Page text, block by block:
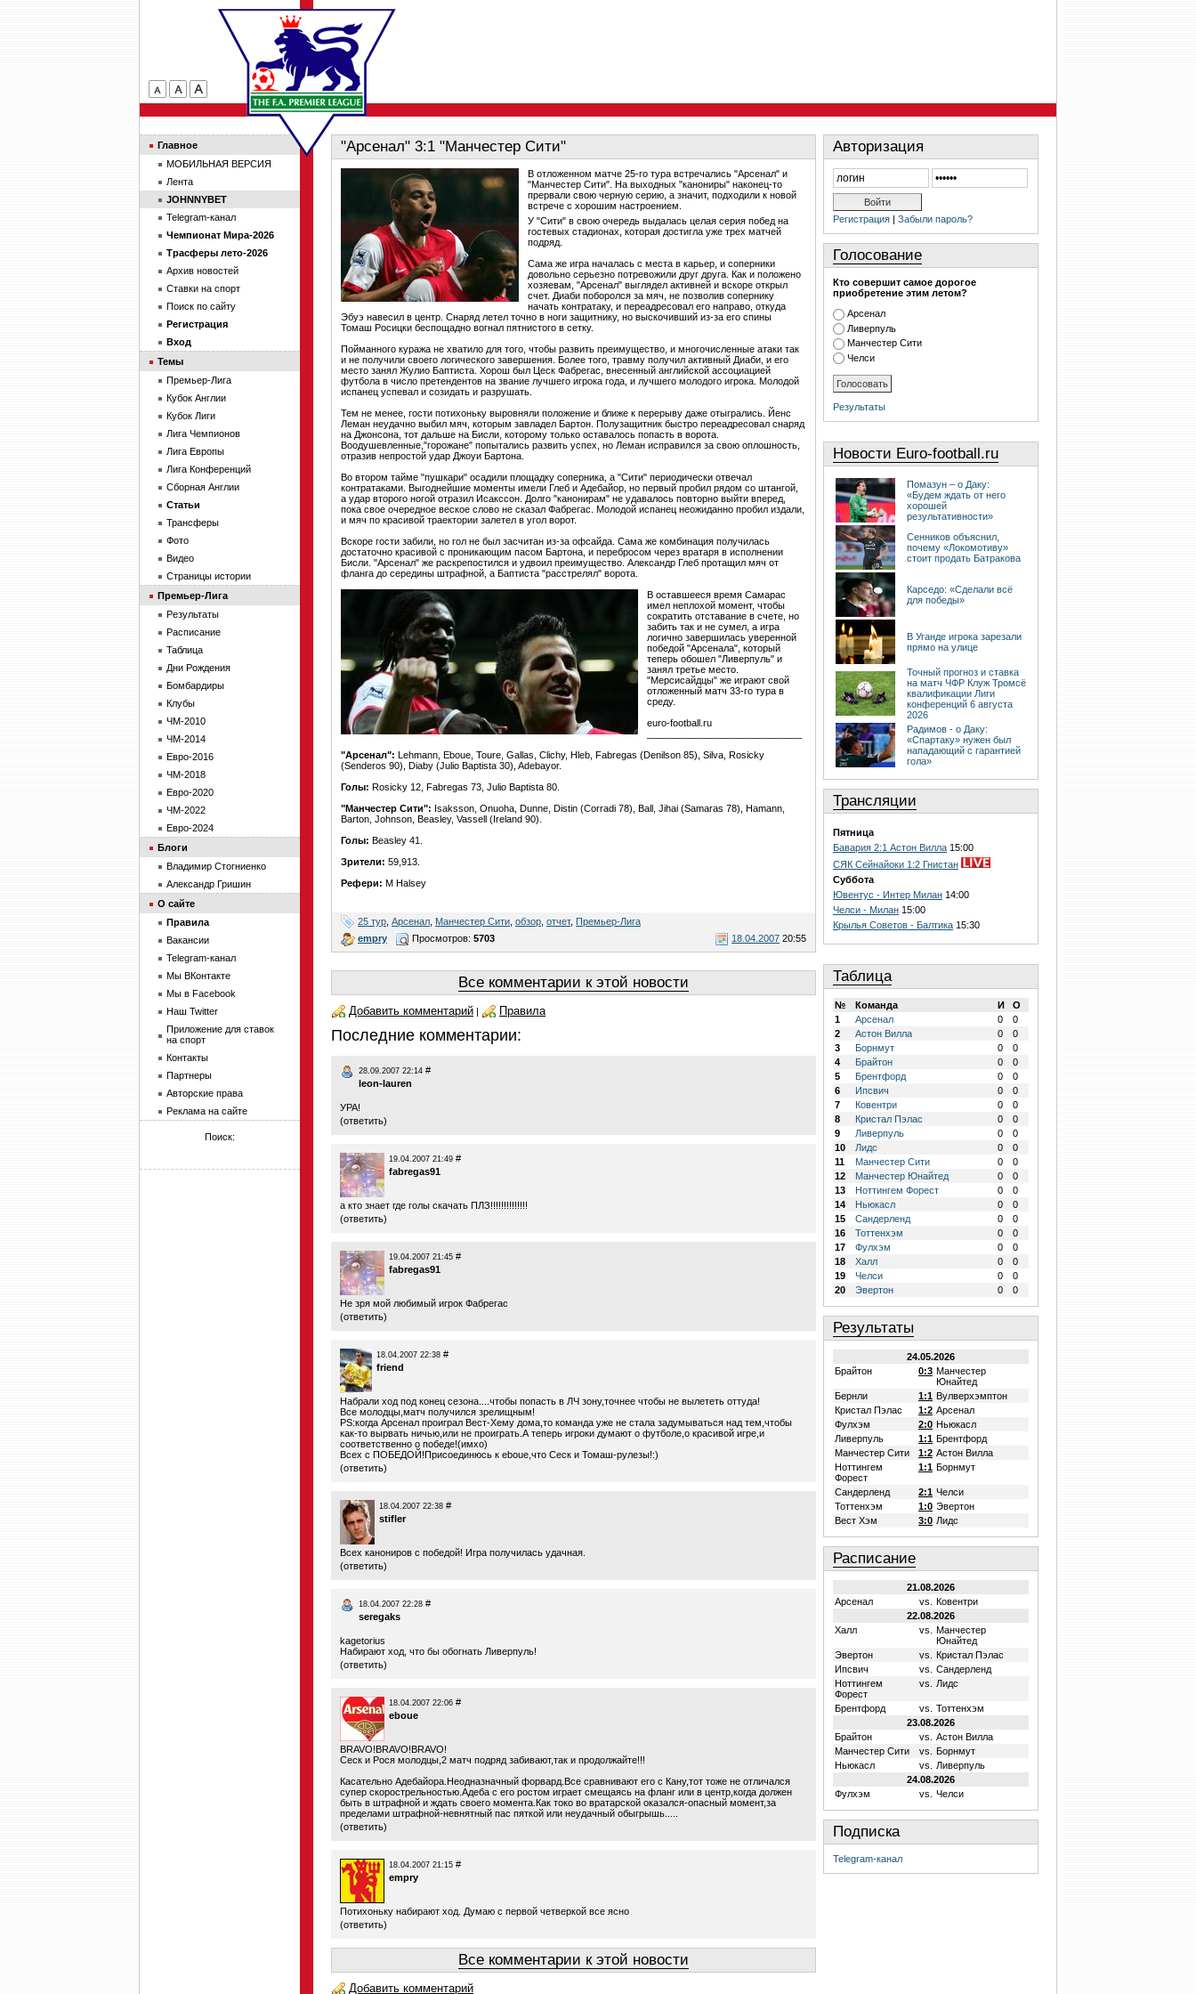
"Арсенал" 3:1 "Манчестер Сити"
В отложенном матче 25-го тура встречались "Арсенал" и
"Манчестер Сити". На выходных "канониры" наконец-то
прервали свою черную серию, а значит, подходили к новой
встрече с хорошим настроением.
У "Сити" в свою очередь выдалась целая серия побед на
гостевых стадионах, которая достигла уже трех матчей
подряд.
Сама же игра началась с места в карьер, и соперники
довольно серьезно потревожили друг друга. Как и положено
хозяевам, "Арсенал" выглядел активней и вскоре открыл
счет. Диаби поборолся за мяч, не позволив сопернику
начать контратаку, и переадресовал его направо, откуда
Эбуэ навесил в центр. Снаряд летел точно в ноги защитнику, но выскочивший из-за его спины
Томаш Росицки беспощадно вогнал пятнистого в сетку.
Пойманного куража не хватило для того, чтобы развить преимущество, и многочисленные атаки так
и не получили своего логического завершения. Более того, травму получил активный Диаби, и его
место занял Жулио Баптиста. Хорош был Цеск Фабрегас, внесенный английской ассоциацией
футбола в число претендентов на звание лучшего игрока года, и лучшего молодого игрока. Молодой
испанец успевал и созидать и разрушать.
Тем не менее, гости потихоньку выровняли положение и ближе к перерыву даже отыгрались. Йенс
Леман неудачно выбил мяч, которым завладел Бартон. Полузащитник быстро переадресовал снаряд
на Джонсона, тот дальше на Бисли, которому только оставалось попасть в ворота.
Воодушевленные,"горожане" попытались развить успех, но Леман исправился за свою оплошность,
отразив непростой удар Джоуи Бартона.
Во втором тайме "пушкари" осадили площадку соперника, а "Сити" периодически отвечал
контратаками. Выгоднейшие моменты имели Глеб и Адебайор, но первый пробил рядом со штангой,
а удар второго ногой отразил Исакссон. Долго "канонирам" не удавалось повторно выйти вперед,
пока свое очередное веское слово не сказал Фабрегас. Молодой испанец неожиданно пробил издали,
и мяч по красивой траектории залетел в угол ворот.
Вскоре гости забили, но гол не был засчитан из-за офсайда. Сама же комбинация получилась
достаточно красивой с проникающим пасом Бартона, и перебросом через вратаря в исполнении
Бисли. "Арсенал" же раскрепостился и удвоил преимущество. Александр Глеб протащил мяч от
фланга до середины штрафной, а Баптиста "расстрелял" ворота.
В оставшееся время Самарас
имел неплохой момент, чтобы
сократить отставание в счете, но
забить так и не сумел, а игра
логично завершилась уверенной
победой "Арсенала", который
теперь обошел "Ливерпуль" и
занял третье место.
"Мерсисайдцы" же играют свой
отложенный матч 33-го тура в
среду.
euro-football.ru
"Арсенал": Lehmann, Eboue, Toure, Gallas, Clichy, Hleb, Fabregas (Denilson 85), Silva, Rosicky
(Senderos 90), Diaby (Julio Baptista 30), Adebayor.
Голы: Rosicky 12, Fabregas 73, Julio Baptista 80.
"Манчестер Сити": Isaksson, Onuoha, Dunne, Distin (Corradi 78), Ball, Jihai (Samaras 78), Hamann,
Barton, Johnson, Beasley, Vassell (Ireland 90).
Голы: Beasley 41.
Зрители: 59,913.
Рефери: M Halsey
25 тур Арсенал Манчестер Сити обзор отчет, Премьер-Лига
empry
18.04.2007 20:55
Просмотров: 5703
Все комментарии к этой новости
Добавить комментарий | Правила
Последние комментарии:
28.09.2007 22:14 #
leon-lauren
УРА!
(ответить)
19.04.2007 21:49 #
fabregas91
а кто знает где голы скачать ПЛЗ!!!!!!!!!!!!!!
(ответить)
19.04.2007 21:45 #
fabregas91
Не зря мой любимый игрок Фабрегас
(ответить)
18.04.2007 22:38 #
friend
Набрали ход под конец сезона....чтобы попасть в ЛЧ зону,точнее чтобы не вылететь оттуда!
Все молодцы,матч получился зрелищным!
PS:когда Арсенал проиграл Вест-Хему дома,то команда уже не стала задумываться над тем,чтобы
как-то вырвать ничью,или не проиграть.А теперь игроки думают о футболе,о красивой игре,и
соответственно о победе!(имхо)
Всех с ПОБЕДОЙ!Присоединюсь к eboue,что Сеск и Томаш-рулезы!:)
(ответить)
18.04.2007 22:38 #
stifler
Всех канониров с победой! Игра получилась удачная.
(ответить)
18.04.2007 22:28 #
seregaks
kagetorius
Набирают ход, что бы обогнать Ливерпуль!
(ответить)
18.04.2007 22:06 #
eboue
BRAVO!BRAVO!BRAVO!
Сеск и Рося молодцы,2 матч подряд забивают,так и продолжайте!!!
Касательно Адебайора.Неодназначный форвард.Все сравнивают его с Кану,тот тоже не отличался
супер скорострельностью.Адеба с его ростом играет смещаясь на фланг или в центр,когда должен
быть в штрафной и ждать своего момента.Как токо во вратарской оказался-опасный момент,за
пределами штрафной-невнятный пас пяткой или неудачный обыгрышь.....
(ответить)
18.04.2007 21:15 #
empry
Потихоньку набирают ход. Думаю с первой четверкой все ясно
(ответить)
Все комментарии к этой новости
Добавить комментарий
Авторизация
Регистрация | Забыли пароль?
Голосование
Кто совершит самое дорогое
приобретение этим летом?
Арсенал
Ливерпуль
Манчестер Сити
Челси
Результаты
Новости Euro-football.ru
Помазун – о Даку:
«Будем ждать от него
хорошей
результативности»
Сенников объяснил,
почему «Локомотиву»
стоит продать Батракова
Карседо: «Сделали всё
для победы»
В Уганде игрока зарезали
прямо на улице
Точный прогноз и ставка
на матч ЧФР Клуж Тромсё
квалификации Лиги
конференций 6 августа
2026
Радимов - о Даку:
«Спартаку» нужен был
нападающий с гарантией
гола»
Трансляции
Пятница
Бавария 2:1 Астон Вилла 15:00
СЯК Сейнайоки 1:2 Гнистан
Суббота
Ювентус - Интер Милан 14:00
Челси - Милан 15:00
Крылья Советов - Балтика 15:30
Таблица
№ Команда И
О
1
Арсенал 0
0
2
Астон Вилла 0
0
3
Борнмут 0
0
4
Брайтон 0
0
5
Брентфорд 0
0
6
Ипсвич 0
0
7
Ковентри 0
0
8
Кристал Пэлас 0
0
9
Ливерпуль 0
0
10
Лидс 0
0
11
Манчестер Сити 0
0
12
Манчестер Юнайтед 0
0
13
Ноттингем Форест 0
0
14
Ньюкасл 0
0
15
Сандерленд 0
0
16
Тоттенхэм 0
0
17
Фулхэм 0
0
18
Халл 0
0
19
Челси 0
0
20
Эвертон 0 0
Результаты
24.05.2026
Брайтон
0:3 Манчестер
Юнайтед
Бернли
1:1 Вулверхэмптон
Кристал Пэлас
1:2 Арсенал
Фулхэм
2:0 Ньюкасл
Ливерпуль
1:1 Брентфорд
Манчестер Сити
1:2 Астон Вилла
Ноттингем
Форест
1:1 Борнмут
Сандерленд 2:1 Челси
Тоттенхэм
1:0 Эвертон
Вест Хэм
3:0 Лидс
Расписание
21.08.2026
Арсенал
vs.
Ковентри
22.08.2026
Халл
vs.
Манчестер
Юнайтед
Эвертон
vs.
Кристал Пэлас
Ипсвич
vs.
Сандерленд
Ноттингем
Форест
vs. Лидс
Брентфорд vs.
Тоттенхэм
23.08.2026
Брайтон
vs.
Астон Вилла
Манчестер Сити
vs.
Борнмут
Ньюкасл
vs.
Ливерпуль
24.08.2026
Фулхэм
vs. Челси
Подписка
Telegram-канал
Главное
МОБИЛЬНАЯ ВЕРСИЯ
Лента
JOHNNYBET
Telegram-канал
Чемпионат Мира-2026
Трасферы лето-2026
Архив новостей
Ставки на спорт
Поиск по сайту
Регистрация
Вход
Темы
Премьер-Лига
Кубок Англии
Кубок Лиги
Лига Чемпионов
Лига Европы
Лига Конференций
Сборная Англии
Статьи
Трансферы
Фото
Видео
Страницы истории
Премьер-Лига
Результаты
Расписание
Таблица
Дни Рождения
Бомбардиры
Клубы
ЧМ-2010
ЧМ-2014
Евро-2016
ЧМ-2018
Евро-2020
ЧМ-2022
Евро-2024
Блоги
Владимир Стогниенко
Александр Гришин
О сайте
Правила
Вакансии
Telegram-канал
Мы ВКонтакте
Мы в Facebook
Наш Twitter
Приложение для ставок
на спорт
Контакты
Партнеры
Авторские права
Реклама на сайте
Поиск: